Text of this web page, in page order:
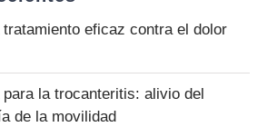
eficaz contra el dolor
la trocanteritis: alivio del
de la movilidad